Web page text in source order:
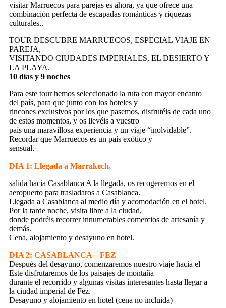
visitar Marruecos para parejas es ahora, ya que ofrece una
combinación perfecta de escapadas románticas y riquezas
culturales..
TOUR DESCUBRE MARRUECOS, ESPECIAL VIAJE EN
PAREJA,
VISITANDO CIUDADES IMPERIALES, EL DESIERTO Y
LA PLAYA.
10 días y 9 noches
Para este tour hemos seleccionado la ruta con mayor encanto
del país, para que junto con los hoteles y
rincones exclusivos por los que pasemos, disfrutéis de cada uno
de estos momentos, y os llevéis a vuestro
país una maravillosa experiencia y un viaje “inolvidable”.
Recordar que Marruecos es un país exótico y
sensual.
DIA 1: Llegada a Marrakech,
salida hacia Casablanca A la llegada, os recogeremos en el
aeropuerto para trasladaros a Casablanca.
Llegada a Casablanca al medio día y acomodación en el hotel.
Por la tarde noche, visita libre a la ciudad,
donde podréis recorrer innumerables comercios de artesanía y
demás.
Cena, alojamiento y desayuno en hotel.
DIA 2: CASABLANCA – FEZ
Después del desayuno, comenzaremos nuestro viaje hacia el
Este disfrutaremos de los paisajes de montaña
durante el recorrido y algunas visitas interesantes hasta llegar a
la ciudad imperial de Fez.
Desayuno y alojamiento en hotel (cena no incluida)